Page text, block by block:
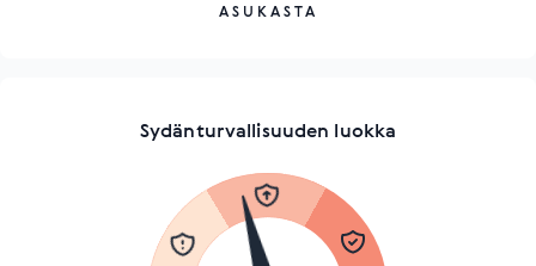
ASUKASTA
Sydänturvallisuuden luokka